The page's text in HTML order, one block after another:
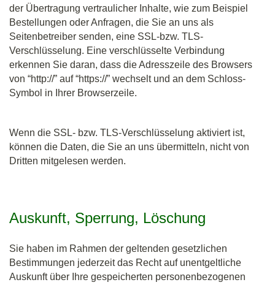
der Übertragung vertraulicher Inhalte, wie zum Beispiel
Bestellungen oder Anfragen, die Sie an uns als
Seitenbetreiber senden, eine SSL-bzw. TLS-
Verschlüsselung. Eine verschlüsselte Verbindung
erkennen Sie daran, dass die Adresszeile des Browsers
von “http://” auf “https://” wechselt und an dem Schloss-
Symbol in Ihrer Browserzeile.
Wenn die SSL- bzw. TLS-Verschlüsselung aktiviert ist,
können die Daten, die Sie an uns übermitteln, nicht von
Dritten mitgelesen werden.
Auskunft, Sperrung, Löschung
Sie haben im Rahmen der geltenden gesetzlichen
Bestimmungen jederzeit das Recht auf unentgeltliche
Auskunft über Ihre gespeicherten personenbezogenen